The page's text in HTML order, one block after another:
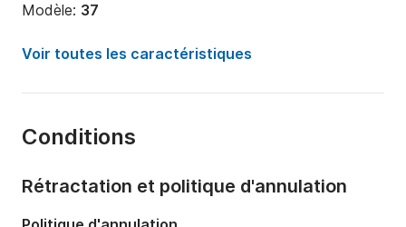
Modèle: 37
Puissance moteur:
700cv
Capacité à bord:
Nombre de cabines:
Voir toutes les caractéristiques
Conditions
Rétractation et politique d'annulation